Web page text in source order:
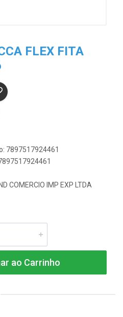
FLEX FITA
7897517924461
COMERCIO IMP EXP LTDA
ao Carrinho